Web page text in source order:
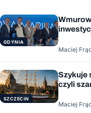
GDYNIA
Maciej
SZCZECIN
Szykuje
czyli
Maciej